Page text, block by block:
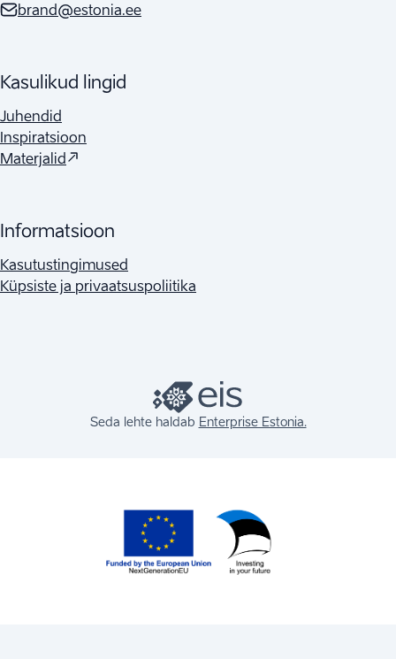
brand@estonia.ee
Kasulikud lingid
Juhendid
Inspiratsioon
Materjalid
Informatsioon
Kasutus­tingimused
Küpsiste ja privaatsuspoliitika
Seda lehte haldab Enterprise Estonia.